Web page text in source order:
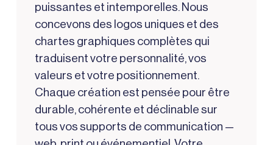
puissantes et intemporelles. Nous
concevons des logos uniques et des
chartes graphiques complètes qui
traduisent votre personnalité, vos
valeurs et votre positionnement.
Chaque création est pensée pour être
durable, cohérente et déclinable sur
tous vos supports de communication —